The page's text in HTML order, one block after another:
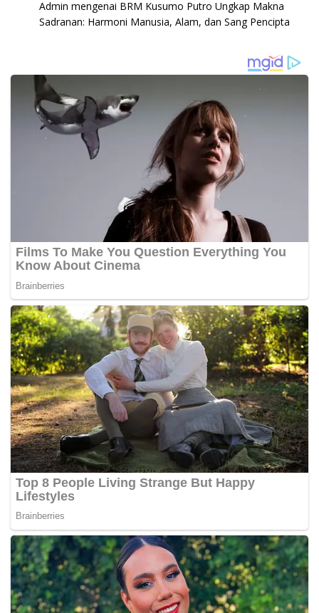
Admin mengenai BRM Kusumo Putro Ungkap Makna
Sadranan: Harmoni Manusia, Alam, dan Sang Pencipta